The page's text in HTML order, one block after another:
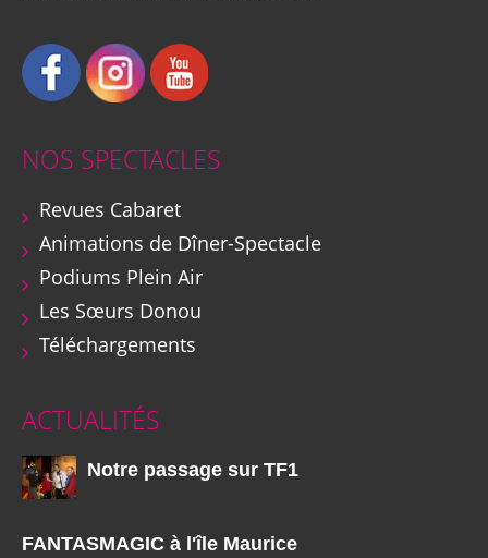
NOS SPECTACLES
Revues Cabaret
Animations de Dîner-Spectacle
Podiums Plein Air
Les Sœurs Donou
Téléchargements
ACTUALITÉS
Notre passage sur TF1
FANTASMAGIC à l'île Maurice